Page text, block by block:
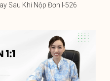
Sau Khi Nộp Đơn I-526